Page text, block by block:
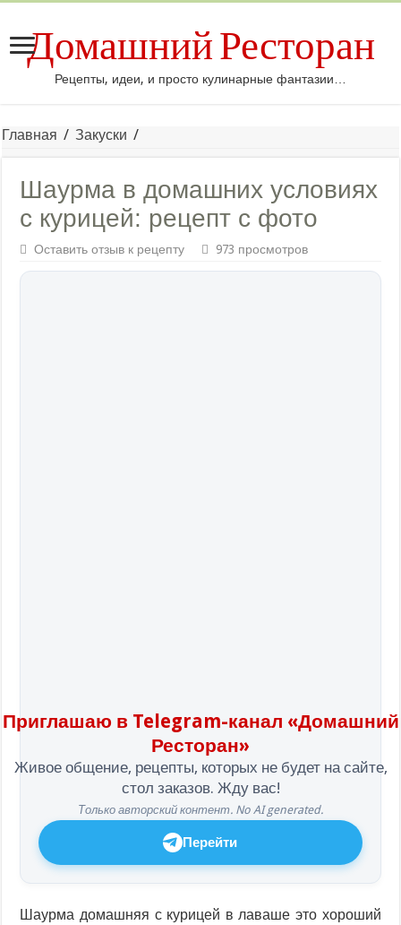
Домашний Ресторан
Рецепты, идеи, и просто кулинарные фантазии…
Главная / Закуски /
Шаурма в домашних условиях
с курицей: рецепт с фото
Оставить отзыв к рецепту 973 просмотров
Приглашаю в Telegram-канал «Домашний
Ресторан»
Живое общение, рецепты, которых не будет на сайте,
стол заказов. Жду вас!
Только авторский контент. No AI generated.
Перейти
Шаурма домашняя с курицей в лаваше это хороший